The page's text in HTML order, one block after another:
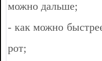
можно дальше;
- как можно
рот;